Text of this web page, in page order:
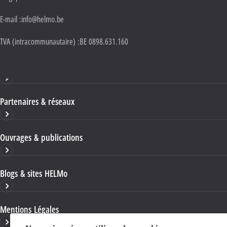
E-mail :info@helmo.be
TVA (intracommunautaire) :BE 0898.631.160
Partenaires & réseaux
Ouvrages & publications
Blogs & sites HELMo
Mentions Légales